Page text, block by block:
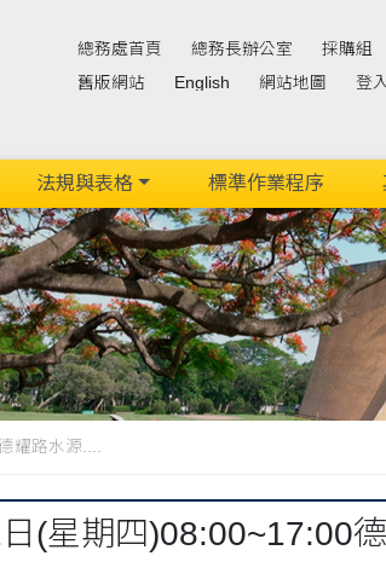
總務處首頁 總務長辦公室 採購組
舊版網站
English 網站地圖 登
法規與表格 標準作業程序
耀路水源....
(星期四)08:00~17:00